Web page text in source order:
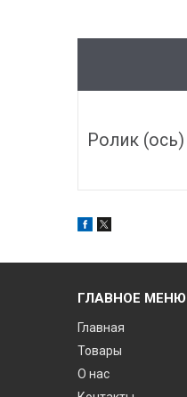
Ролик
ГЛАВНОЕ МЕНЮ
Главная
Товары
О нас